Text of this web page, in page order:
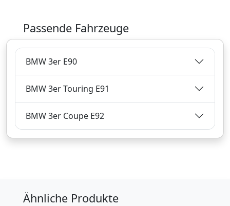
inklusive Mehrwertsteuer
Verkauf und Versand durch
Bezahlarten
Lieferung
Produktinformationen des Anbieters
Passende Fahrzeuge
BMW 3er E90
BMW 3er Touring E91
BMW 3er Coupe E92
Ähnliche Produkte